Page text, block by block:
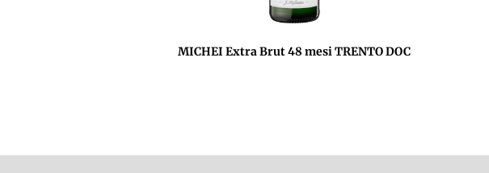
MICHEI Extra Brut 48 mesi TRENTO DOC